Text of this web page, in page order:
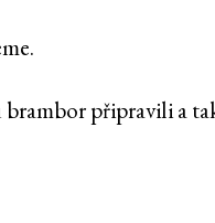
brambor připravili a